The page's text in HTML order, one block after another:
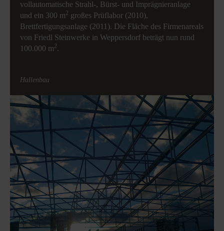
vollautomatische Strahl-, Bürst- und Imprägnieranlage
und ein 300 m2 großes Prüflabor (2010),
Brettfertigungsanlage (2011). Die Fläche des Firmenareals
von Friedl Steinwerke in Weppersdorf beträgt nun rund
100.000 m2.
Hallenbau